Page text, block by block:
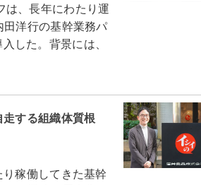
、長年にわたり運
洋行の基幹業務パ
した。背景には、
する組織体質根
稼働してきた基幹